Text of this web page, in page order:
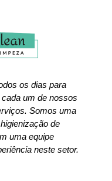
os dias para
um de nossos
Somos uma
de
uma equipe
neste setor.